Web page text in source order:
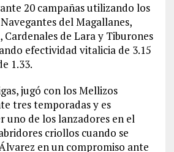
20 campañas utilizando los
del Magallanes,
Cardenales de Lara y Tiburones
efectividad vitalicia de 3.15
1.33.
jugó con los Mellizos
tres temporadas y es
uno de los lanzadores en el
criollos cuando se
en un compromiso ante